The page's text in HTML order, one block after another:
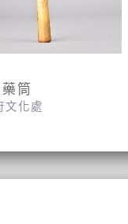
筒
文化處